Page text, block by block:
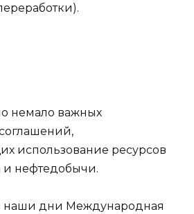
немало важных
использование ресурсов
и нефтедобычи.
наши дни Международная